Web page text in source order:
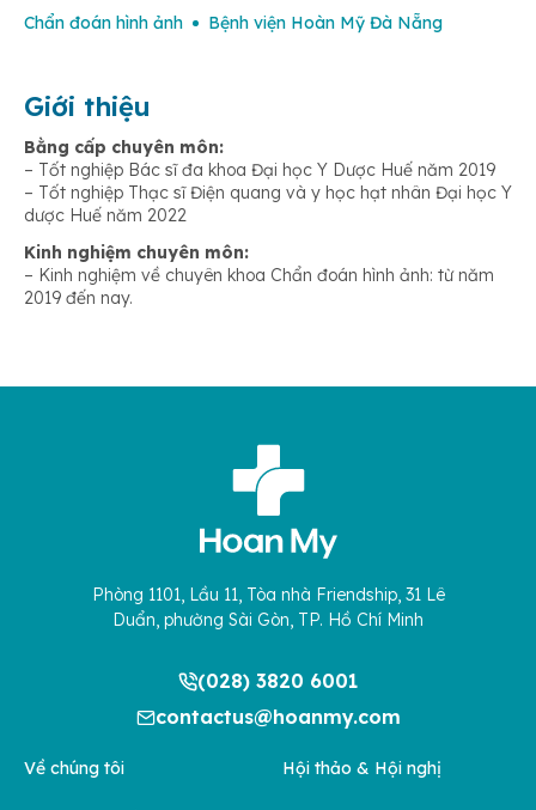
Chẩn đoán hình ảnh Bệnh viện Hoàn Mỹ Đà Nẵng
Giới thiệu
Bằng cấp chuyên môn:
– Tốt nghiệp Bác sĩ đa khoa Đại học Y Dược Huế năm 2019
– Tốt nghiệp Thạc sĩ Điện quang và y học hạt nhân Đại học Y
dược Huế năm 2022
Kinh nghiệm chuyên môn:
– Kinh nghiệm về chuyên khoa Chẩn đoán hình ảnh: từ năm
2019 đến nay.
Phòng 1101, Lầu 11, Tòa nhà Friendship, 31 Lê
Duẩn, phường Sài Gòn, TP. Hồ Chí Minh
(028) 3820 6001
contactus@hoanmy.com
Về chúng tôi Hội thảo & Hội nghị